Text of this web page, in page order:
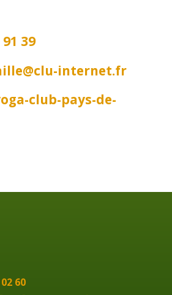
39
internet.fr
club-pays-de-
60